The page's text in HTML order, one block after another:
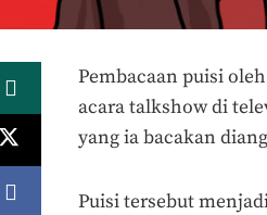
Pembacaan puisi
acara talkshow di
yang ia bacakan
Puisi tersebut